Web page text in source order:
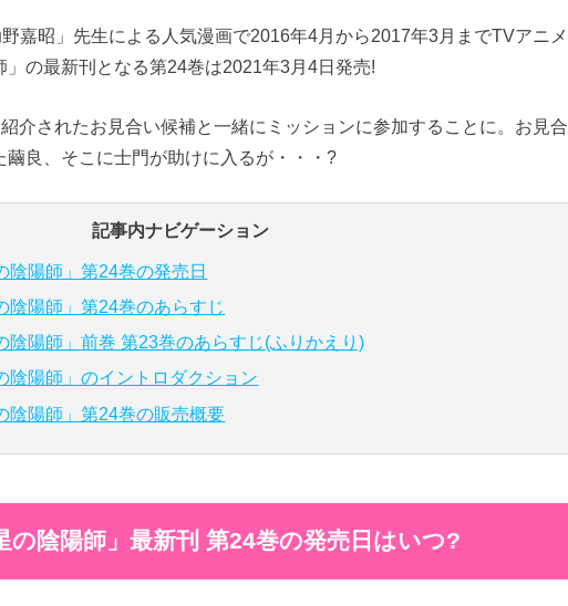
嘉昭」先生による人気漫画で2016年4月から2017年3月までTVアニメ
」の最新刊となる第24巻は2021年3月4日発売!
紹介されたお見合い候補と一緒にミッションに参加することに。お見合
良、そこに士門が助けに入るが・・・?
記事内ナビゲーション
陰陽師」第24巻の発売日
陰陽師」第24巻のあらすじ
陰陽師」前巻 第23巻のあらすじ(ふりかえり)
陰陽師」のイントロダクション
陰陽師」第24巻の販売概要
の陰陽師」最新刊 第24巻の発売日はいつ?